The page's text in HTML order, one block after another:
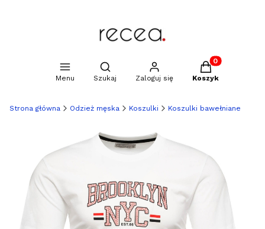
Menu
Otwórz wyszukiwarkę
Szukaj Zaloguj się
Produkty w
Koszyk
Strona główna Odzież męska Koszulki Koszulki bawełniane